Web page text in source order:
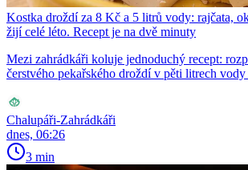
Kostka droždí za 8 Kč a 5 litrů vody: rajčata,
žijí celé léto. Recept je na dvě minuty
Mezi zahrádkáři koluje jednoduchý recept:
čerstvého pekařského droždí v pěti litrech vody
Chalupáři-Zahrádkáři
dnes, 06:26
3 min